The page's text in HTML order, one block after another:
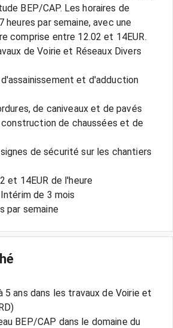
BEP/CAP. Les horaires de
heures par semaine, avec une
comprise entre 12.02 et 14EUR.
de Voirie et Réseaux Divers
et d'adduction
de caniveaux et de pavés
de chaussées et de
de sécurité sur les chantiers
et 14EUR de l'heure
de 3 mois
Horaires : 37 heures par semaine
5 ans dans les travaux de Voirie et
BEP/CAP dans le domaine du